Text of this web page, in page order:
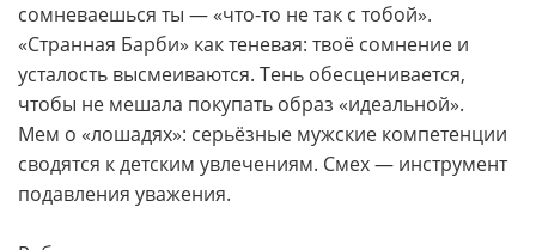
сомневаешься ты — «что-то не так с тобой».
«Странная Барби» как теневая: твоё сомнение и
усталость высмеиваются. Тень обесценивается,
чтобы не мешала покупать образ «идеальной».
Мем о «лошадях»: серьёзные мужские компетенции
сводятся к детским увлечениям. Смех — инструмент
подавления уважения.